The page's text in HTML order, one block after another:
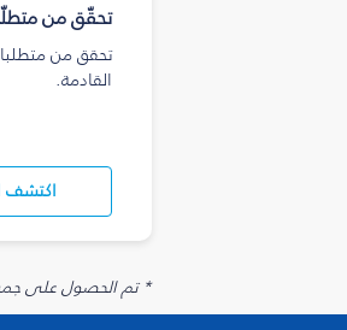
تحقّق من
تحقق من
القادمة.
اكتشف
* تم الحصول على جميع الأسعار المعروضة خلال آخر 48